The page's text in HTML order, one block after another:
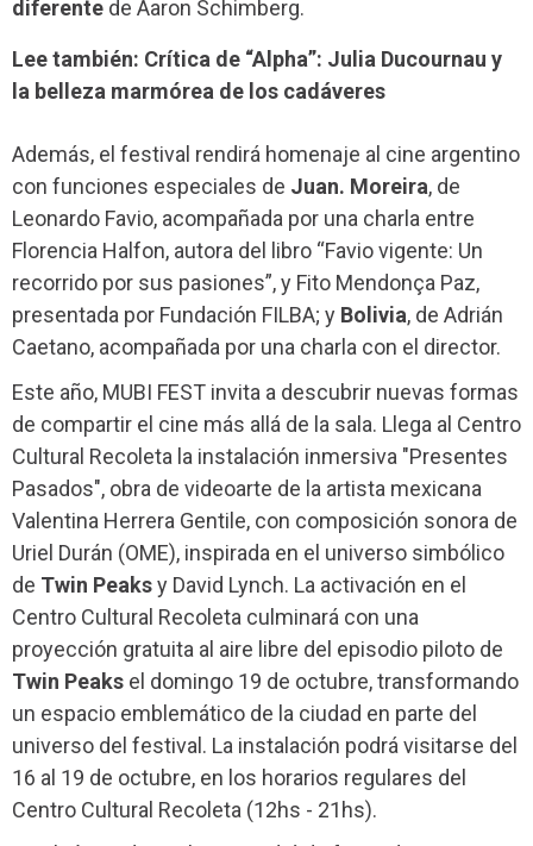
diferente de Aaron Schimberg.
Lee también: Crítica de “Alpha”: Julia Ducournau y
la belleza marmórea de los cadáveres
Además, el festival rendirá homenaje al cine argentino
con funciones especiales de Juan. Moreira, de
Leonardo Favio, acompañada por una charla entre
Florencia Halfon, autora del libro “Favio vigente: Un
recorrido por sus pasiones”, y Fito Mendonça Paz,
presentada por Fundación FILBA; y Bolivia, de Adrián
Caetano, acompañada por una charla con el director.
Este año, MUBI FEST invita a descubrir nuevas formas
de compartir el cine más allá de la sala. Llega al Centro
Cultural Recoleta la instalación inmersiva "Presentes
Pasados", obra de videoarte de la artista mexicana
Valentina Herrera Gentile, con composición sonora de
Uriel Durán (OME), inspirada en el universo simbólico
de Twin Peaksy David Lynch. La activación en el
Centro Cultural Recoleta culminará con una
proyección gratuita al aire libre del episodio piloto de
Twin Peaks el domingo 19 de octubre, transformando
un espacio emblemático de la ciudad en parte del
universo del festival. La instalación podrá visitarse del
16 al 19 de octubre, en los horarios regulares del
Centro Cultural Recoleta (12hs - 21hs).